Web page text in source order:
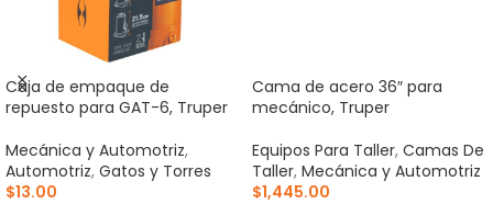
Caja de empaque de
repuesto para GAT-6, Truper
Mecánica y Automotriz,
Automotriz, Gatos y Torres
$13.00
Cama de acero 36″ para
mecánico, Truper
Equipos Para Taller, Camas De
Taller, Mecánica y Automotriz
$1,445.00